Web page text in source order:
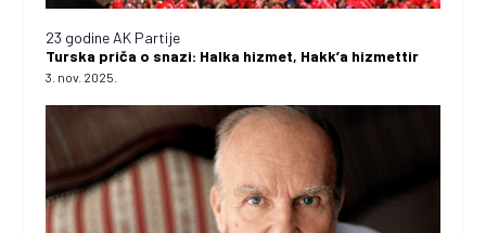
23 godine AK Partije
Turska priča o snazi: Halka hizmet, Hakk’a hizmettir
3. nov. 2025.